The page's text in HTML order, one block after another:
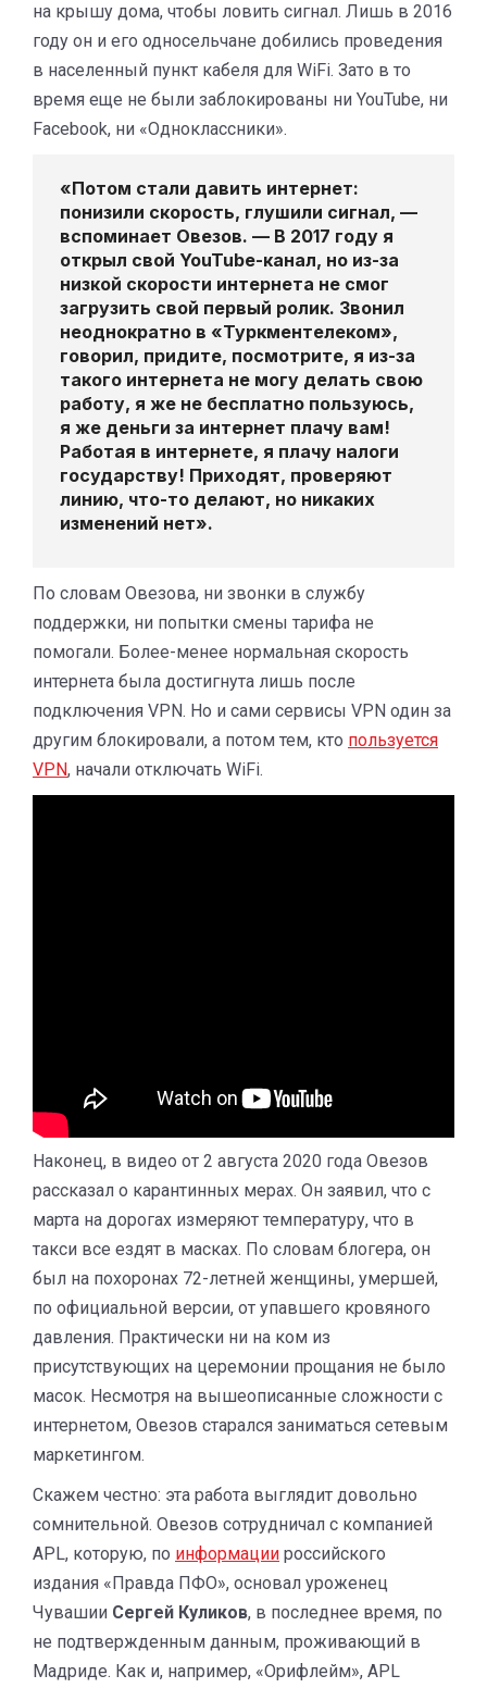
на крышу дома, чтобы ловить сигнал. Лишь в 2016
году он и его односельчане добились проведения
в населенный пункт кабеля для WiFi. Зато в то
время еще не были заблокированы ни YouTube, ни
Facebook, ни «Одноклассники».
«Потом стали давить интернет:
понизили скорость, глушили сигнал, —
вспоминает Овезов. — В 2017 году я
открыл свой YouTube-канал, но из-за
низкой скорости интернета не смог
загрузить свой первый ролик. Звонил
неоднократно в «Туркментелеком»,
говорил, придите, посмотрите, я из-за
такого интернета не могу делать свою
работу, я же не бесплатно пользуюсь,
я же деньги за интернет плачу вам!
Работая в интернете, я плачу налоги
государству! Приходят, проверяют
линию, что-то делают, но никаких
изменений нет».
По словам Овезова, ни звонки в службу
поддержки, ни попытки смены тарифа не
помогали. Более-менее нормальная скорость
интернета была достигнута лишь после
подключения VPN. Но и сами сервисы VPN один за
другим блокировали, а потом тем, кто пользуется
VPN, начали отключать WiFi.
Наконец, в видео от 2 августа 2020 года Овезов
рассказал о карантинных мерах. Он заявил, что с
марта на дорогах измеряют температуру, что в
такси все ездят в масках. По словам блогера, он
был на похоронах 72-летней женщины, умершей,
по официальной версии, от упавшего кровяного
давления. Практически ни на ком из
присутствующих на церемонии прощания не было
масок. Несмотря на вышеописанные сложности с
интернетом, Овезов старался заниматься сетевым
маркетингом.
Скажем честно: эта работа выглядит довольно
сомнительной. Овезов сотрудничал с компанией
APL, которую, по информации российского
издания «Правда ПФО», основал уроженец
Чувашии Сергей Куликов, в последнее время, по
не подтвержденным данным, проживающий в
Мадриде. Как и, например, «Орифлейм», APL